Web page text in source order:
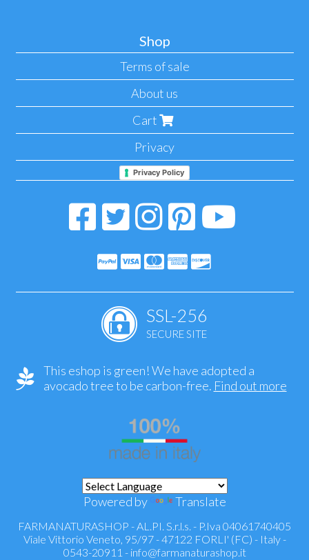
Shop
Terms of sale
About us
Cart
Privacy
Privacy Policy
SSL-256
SECURE SITE
This eshop is green! We have adopted a
avocado tree to be carbon-free. Find out more
Powered by Translate
FARMANATURASHOP - AL.PI. S.r.l.s. - P.Iva 04061740405
Viale Vittorio Veneto, 95/97 - 47122 FORLI' (FC) - Italy -
0543-20911 - info@farmanaturashop.it